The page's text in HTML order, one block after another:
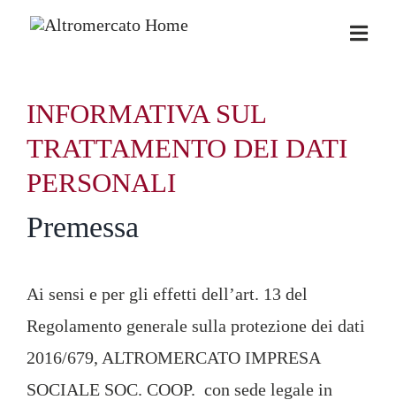
Salta
INFORMATIVA SUL
TRATTAMENTO DEI DATI
PERSONALI
Premessa
Ai sensi e per gli effetti dell’art. 13 del
Regolamento generale sulla protezione dei dati
2016/679, ALTROMERCATO IMPRESA
SOCIALE SOC. COOP. con sede legale in